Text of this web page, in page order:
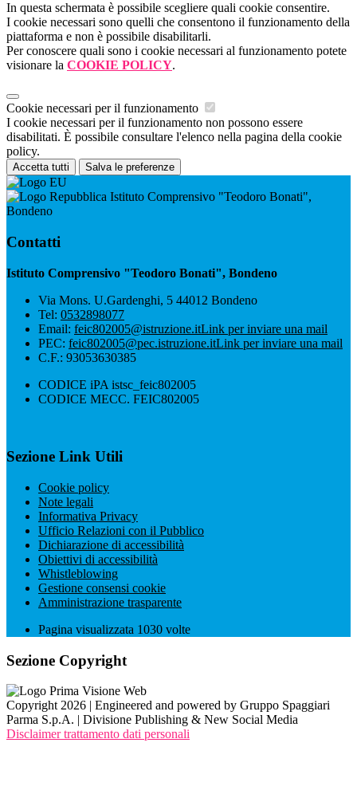
In questa schermata è possibile scegliere quali cookie consentire.
I cookie necessari sono quelli che consentono il funzionamento della
piattaforma e non è possibile disabilitarli.
Per conoscere quali sono i cookie necessari al funzionamento potete
visionare la COOKIE POLICY.
Cookie necessari per il funzionamento
I cookie necessari per il funzionamento non possono essere
disabilitati. È possibile consultare l'elenco nella pagina della cookie
policy.
Accetta tutti Salva le preferenze
Istituto Comprensivo "Teodoro Bonati",
Bondeno
Contatti
Istituto Comprensivo "Teodoro Bonati", Bondeno
Via Mons. U.Gardenghi, 5 44012 Bondeno
Tel: 0532898077
Email: feic802005@istruzione.itLink per inviare una mail
PEC: feic802005@pec.istruzione.itLink per inviare una mail
C.F.: 93053630385
CODICE iPA istsc_feic802005
CODICE MECC. FEIC802005
Sezione Link Utili
Cookie policy
Note legali
Informativa Privacy
Ufficio Relazioni con il Pubblico
Dichiarazione di accessibilità
Obiettivi di accessibilità
Whistleblowing
Gestione consensi cookie
Amministrazione trasparente
Pagina visualizzata 1030 volte
Sezione Copyright
Copyright 2026 | Engineered and powered by Gruppo Spaggiari
Parma S.p.A. | Divisione Publishing & New Social Media
Disclaimer trattamento dati personali